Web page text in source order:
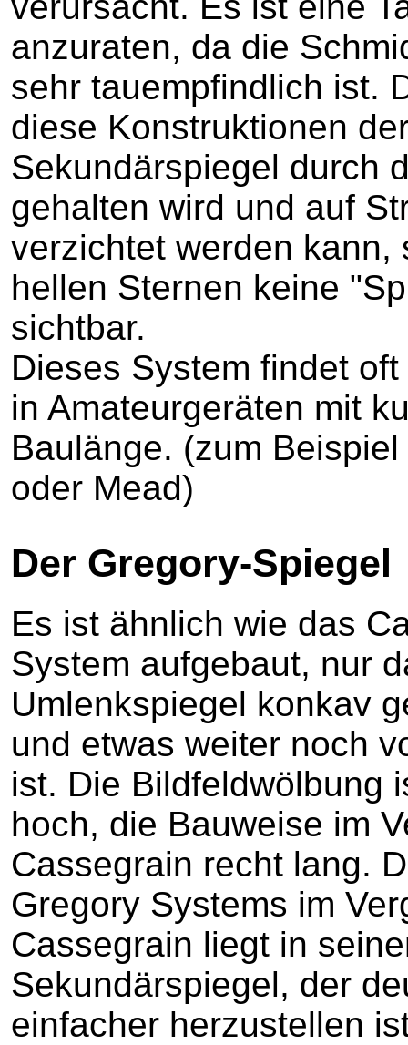
anzuraten, da die
sehr tauempfindlich ist.
diese Konstruktionen
Sekundärspiegel durch
gehalten wird und auf
verzichtet werden kann,
hellen Sternen keine
sichtbar.
Dieses System findet
in Amateurgeräten mit
Baulänge. (zum
oder Mead)
Der Gregory-Spiegel
Es ist ähnlich wie das
System aufgebaut, nur
Umlenkspiegel konkav
und etwas weiter noch
ist. Die Bildfeldwölbung
hoch, die Bauweise im
Cassegrain recht lang.
Gregory Systems im
Cassegrain liegt in
Sekundärspiegel, der
einfacher herzustellen